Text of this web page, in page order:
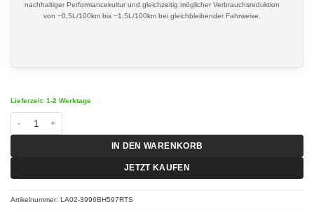
nachhaltiger Performancekultur und gleichzeitig möglicher Verbrauchsreduktion
von −0,5L/100km bis −1,5L/100km bei gleichbleibender Fahrweise.
Lieferzeit: 1-2 Werktage
Chiptuning Lamborghini Urus - SE Performante 4.0 V8 597 KW (812 PS) RT-
IN DEN WARENKORB
JETZT KAUFEN
Artikelnummer: LA02-3996BH597RTS